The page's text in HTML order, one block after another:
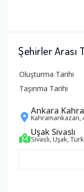
Şehirler Arası
Oluşturma Tarihi
Taşınma Tarihi
Ankara
Kahramankazan,
Uşak Sivaslı
Sivaslı, Uşak,